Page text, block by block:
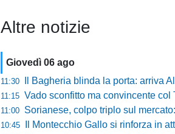
Altre notizie
Giovedì 06 ago
11:30 Il Bagheria blinda la porta: arriva
11:15 Vado sconfitto ma convincente col Torino: la
11:00 Sorianese, colpo triplo sul mercato:
10:45 Il Montecchio Gallo si rinforza in